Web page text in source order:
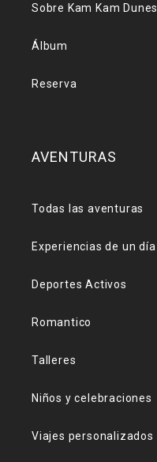
Sobre Kam Kam Dunes
Álbum
Reserva
AVENTURAS
Todas las aventuras
Experiencias de un día
Deportes Activos
Romantico
Talleres
Niños y celebraciones
Viajes personalizados